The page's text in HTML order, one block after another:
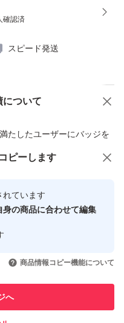
確認済
スピード発送
について
たしたユーザーにバッジを
安全なユーザーです
を完了させた実績があります
取引実績があります
商品への質問
ピーします
れています
身の商品に合わせて編集
商品情報コピー機能について
へ